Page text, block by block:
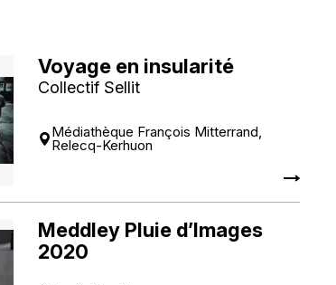
Voyage en insularité
Collectif Sellit
Médiathèque François Mitterrand,
Relecq-Kerhuon
Meddley Pluie d’Images
2020